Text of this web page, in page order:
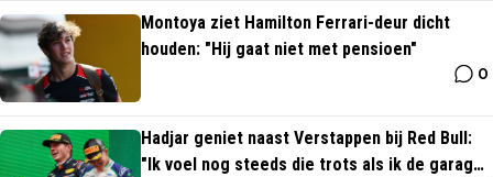
Montoya ziet Hamilton Ferrari-deur dicht
houden: "Hij gaat niet met pensioen"
0
Hadjar geniet naast Verstappen bij Red Bull:
"Ik voel nog steeds die trots als ik de garage